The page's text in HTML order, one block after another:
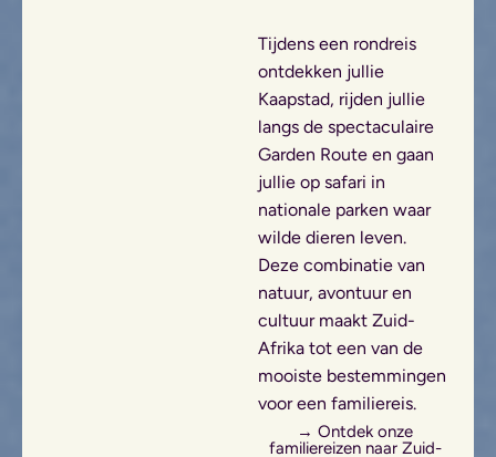
Tijdens een rondreis
ontdekken jullie
Kaapstad, rijden jullie
langs de spectaculaire
Garden Route en gaan
jullie op safari in
nationale parken waar
wilde dieren leven.
Deze combinatie van
natuur, avontuur en
cultuur maakt Zuid-
Afrika tot een van de
mooiste bestemmingen
voor een familiereis.
→ Ontdek onze
familiereizen naar Zuid-